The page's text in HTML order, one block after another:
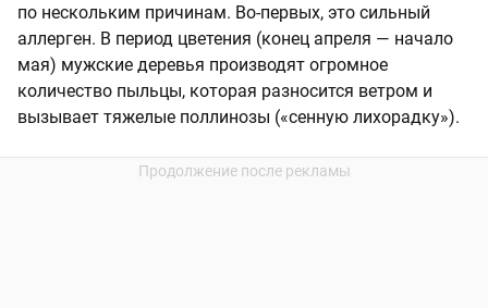
по нескольким причинам. Во-первых, это сильный
аллерген. В период цветения (конец апреля — начало
мая) мужские деревья производят огромное
количество пыльцы, которая разносится ветром и
вызывает тяжелые поллинозы («сенную лихорадку»).